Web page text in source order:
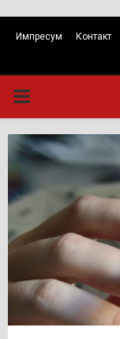
Импресум Контакт
PRIMARY
MENU